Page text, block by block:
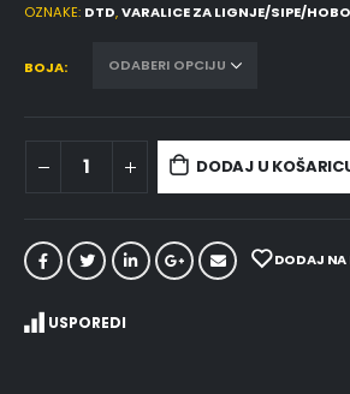
OZNAKE: DTD,VARALICE ZA LIGNJE/SIPE/
BOJA
DODAJ U
DODAJ NA
USPOREDI